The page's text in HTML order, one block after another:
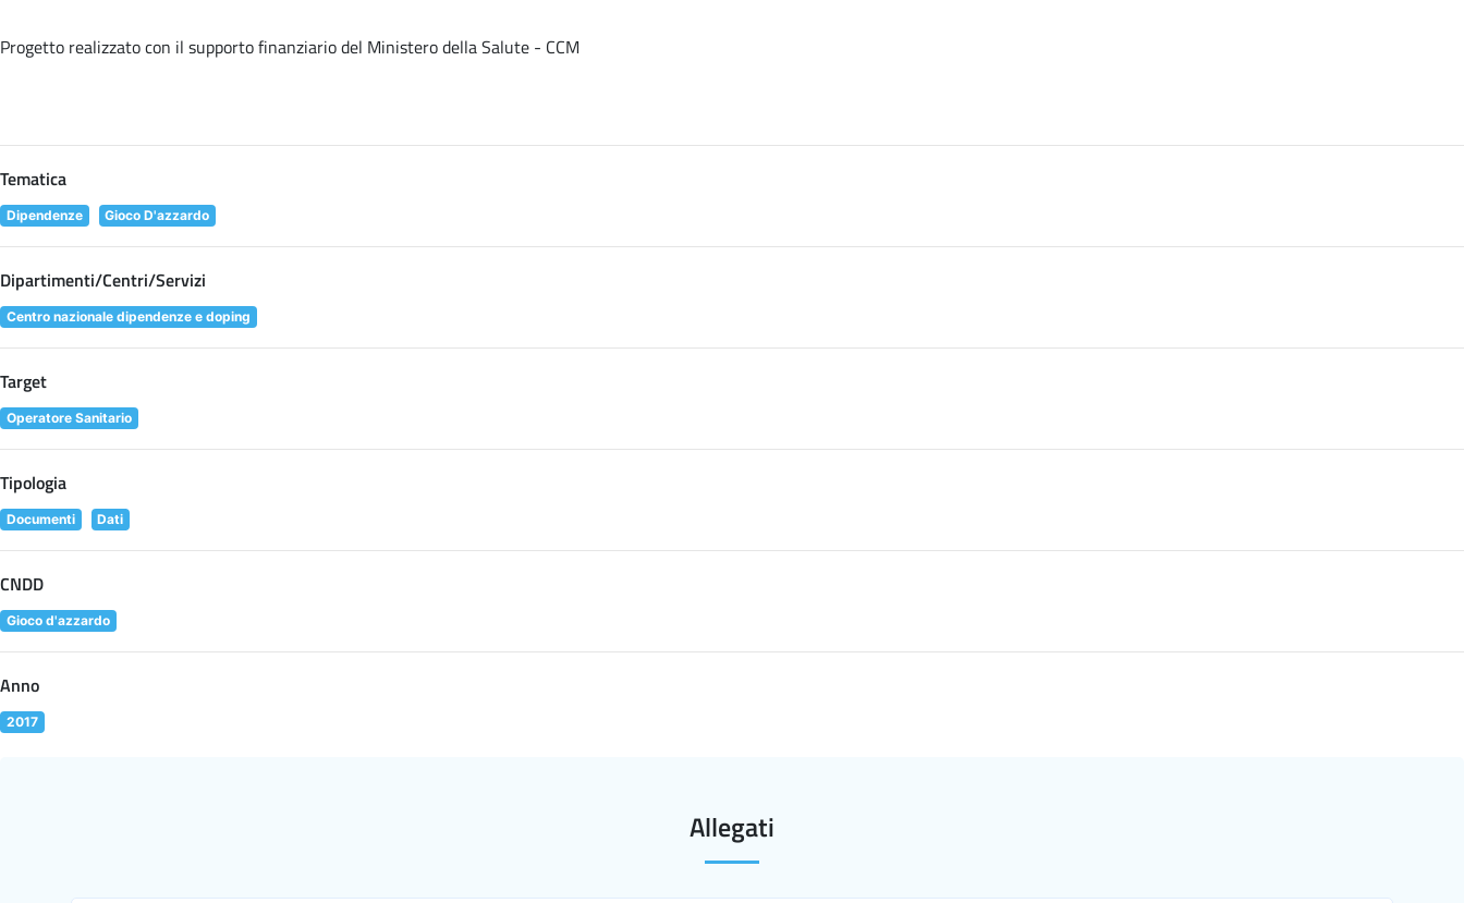
Progetto realizzato con il supporto finanziario del Ministero della Salute - CCM
Tematica
Dipendenze Gioco D'azzardo
Dipartimenti/Centri/Servizi
Centro nazionale dipendenze e doping
Target
Operatore Sanitario
Tipologia
Documenti Dati
CNDD
Gioco d'azzardo
Anno
2017
Allegati